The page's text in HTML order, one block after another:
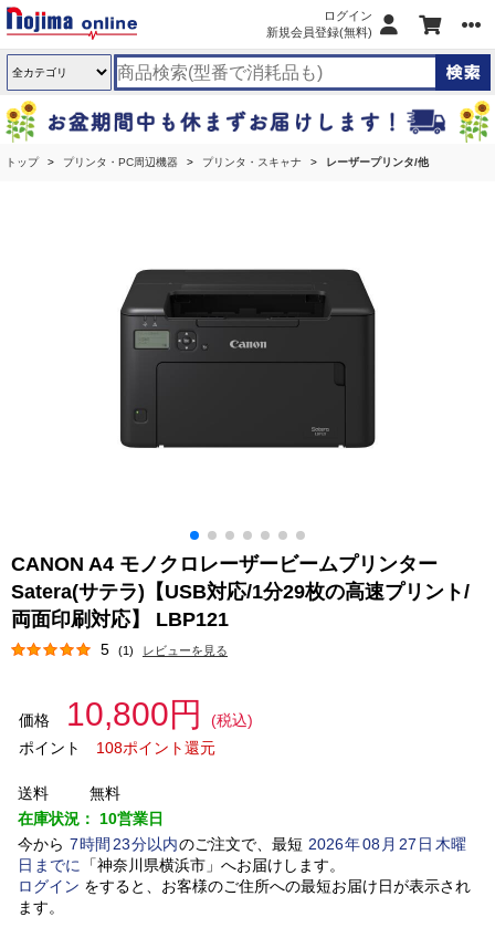
ログイン
新規会員登録(無料)
トップ プリンタ・PC周辺機器 プリンタ・スキャナ レーザープリンタ/他
CANON A4 モノクロレーザービームプリンター
Satera(サテラ)【USB対応/1分29枚の高速プリント/
両面印刷対応】 LBP121
5 (1) レビューを見る
価格 10,800円
(税込)
ポイント
108ポイント還元
送料
無料
在庫状況： 10営業日
今から 7時間 23分以内のご注文で、最短 2026年08 月 27 日木曜
日 までに 「神奈川県横浜市」 へお届けします。
ログイン をすると、お客様のご住所への最短お届け日が表示され
ます。